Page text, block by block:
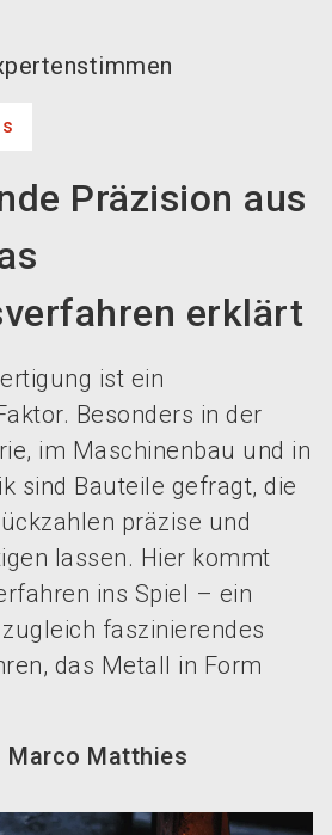
Präzision aus
erklärt
ist ein
Besonders in der
im Maschinenbau und in
sind Bauteile gefragt, die
präzise und
lassen. Hier kommt
ins Spiel – ein
faszinierendes
das Metall in Form
Marco Matthies